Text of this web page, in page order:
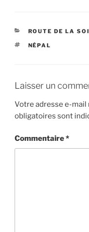
CATÉGORIES
ROUTE DE LA
ÉTIQUETTES
NÉPAL
Laisser un
Votre adresse e-mail
obligatoires sont
Commentaire*